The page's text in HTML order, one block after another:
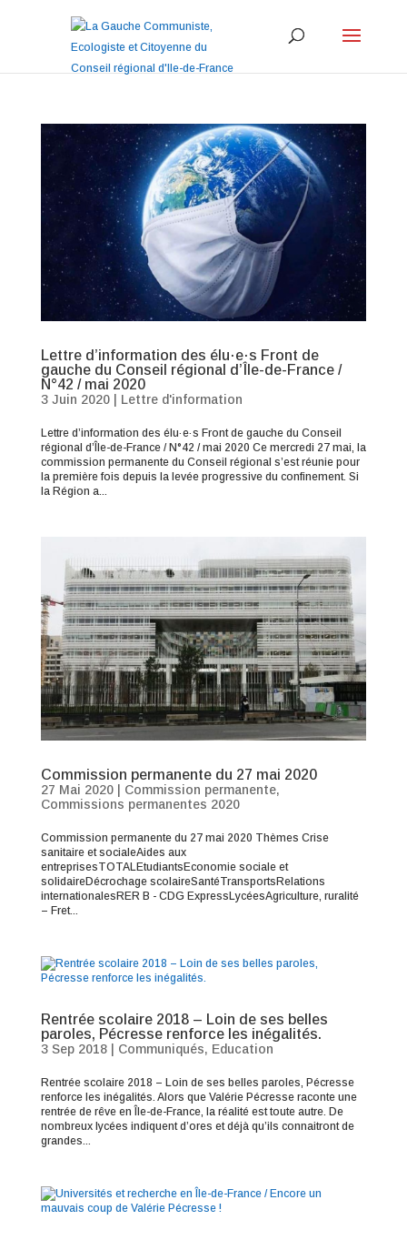
Lettre d’information des élu·e·s Front de
gauche du Conseil régional d’Île-de-France /
N°42 / mai 2020
3 Juin 2020| Lettre d'information
Lettre d’information des élu·e·s Front de gauche du Conseil
régional d’Île-de-France / N°42 / mai 2020 Ce mercredi 27 mai, la
commission permanente du Conseil régional s’est réunie pour
la première fois depuis la levée progressive du confinement. Si
la Région a...
Commission permanente du 27 mai 2020
27 Mai 2020| Commission permanente,
Commissions permanentes 2020
Commission permanente du 27 mai 2020 Thèmes Crise
sanitaire et socialeAides aux
entreprisesTOTALEtudiantsEconomie sociale et
solidaireDécrochage scolaireSantéTransportsRelations
internationalesRER B - CDG ExpressLycéesAgriculture, ruralité
– Fret...
Rentrée scolaire 2018 – Loin de ses belles
paroles, Pécresse renforce les inégalités.
3 Sep 2018| Communiqués, Education
Rentrée scolaire 2018 – Loin de ses belles paroles, Pécresse
renforce les inégalités. Alors que Valérie Pécresse raconte une
rentrée de rêve en Île-de-France, la réalité est toute autre. De
nombreux lycées indiquent d’ores et déjà qu’ils connaitront de
grandes...